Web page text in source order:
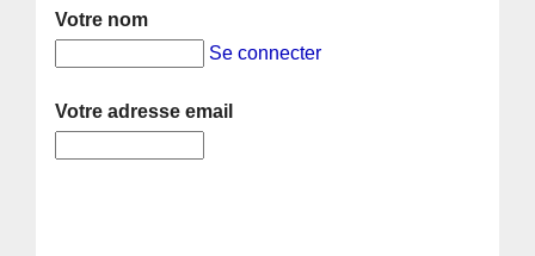
Votre nom
Se connecter
Votre adresse email